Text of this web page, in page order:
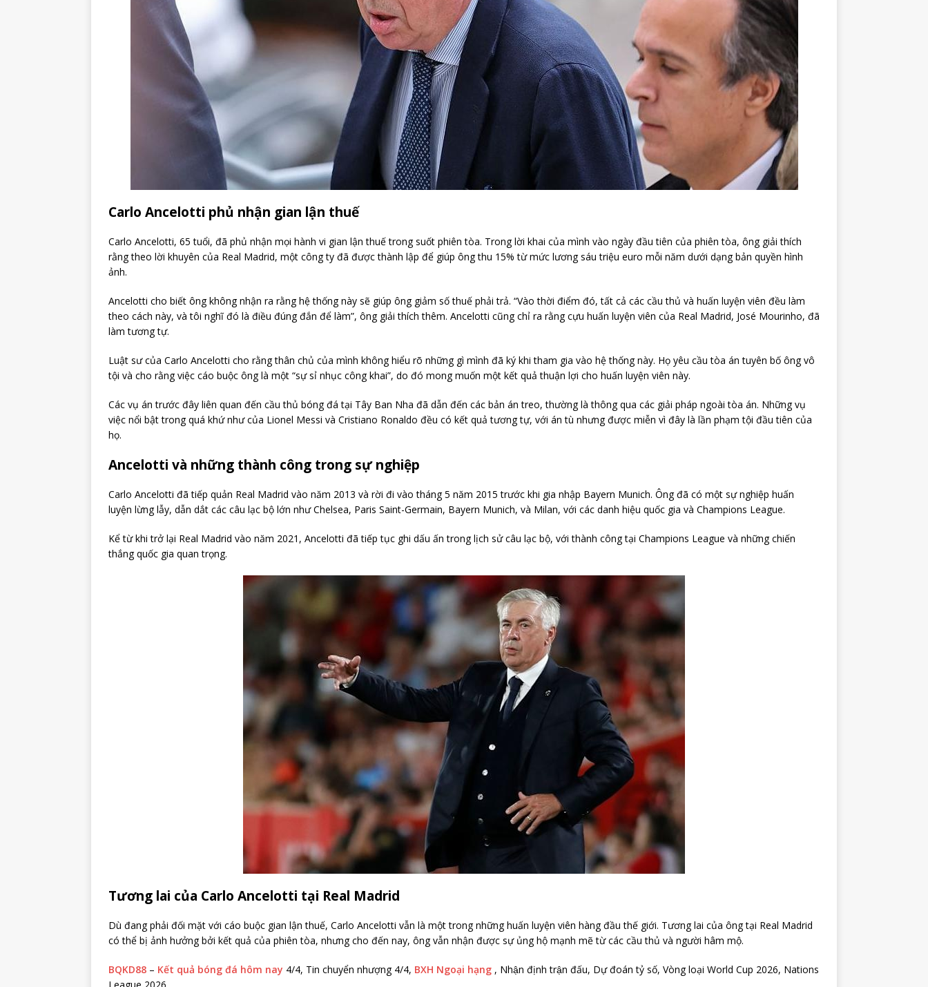
Carlo Ancelotti phủ nhận gian lận thuế
Carlo Ancelotti, 65 tuổi, đã phủ nhận mọi hành vi gian lận thuế trong suốt phiên tòa. Trong lời khai của mình vào ngày đầu tiên của phiên tòa, ông giải thích
rằng theo lời khuyên của Real Madrid, một công ty đã được thành lập để giúp ông thu 15% từ mức lương sáu triệu euro mỗi năm dưới dạng bản quyền hình
ảnh.
Ancelotti cho biết ông không nhận ra rằng hệ thống này sẽ giúp ông giảm số thuế phải trả. “Vào thời điểm đó, tất cả các cầu thủ và huấn luyện viên đều làm
theo cách này, và tôi nghĩ đó là điều đúng đắn để làm”, ông giải thích thêm. Ancelotti cũng chỉ ra rằng cựu huấn luyện viên của Real Madrid, José Mourinho, đã
làm tương tự.
Luật sư của Carlo Ancelotti cho rằng thân chủ của mình không hiểu rõ những gì mình đã ký khi tham gia vào hệ thống này. Họ yêu cầu tòa án tuyên bố ông vô
tội và cho rằng việc cáo buộc ông là một “sự sỉ nhục công khai”, do đó mong muốn một kết quả thuận lợi cho huấn luyện viên này.
Các vụ án trước đây liên quan đến cầu thủ bóng đá tại Tây Ban Nha đã dẫn đến các bản án treo, thường là thông qua các giải pháp ngoài tòa án. Những vụ
việc nổi bật trong quá khứ như của Lionel Messi và Cristiano Ronaldo đều có kết quả tương tự, với án tù nhưng được miễn vì đây là lần phạm tội đầu tiên của
họ.
Ancelotti và những thành công trong sự nghiệp
Carlo Ancelotti đã tiếp quản Real Madrid vào năm 2013 và rời đi vào tháng 5 năm 2015 trước khi gia nhập Bayern Munich. Ông đã có một sự nghiệp huấn
luyện lừng lẫy, dẫn dắt các câu lạc bộ lớn như Chelsea, Paris Saint-Germain, Bayern Munich, và Milan, với các danh hiệu quốc gia và Champions League.
Kể từ khi trở lại Real Madrid vào năm 2021, Ancelotti đã tiếp tục ghi dấu ấn trong lịch sử câu lạc bộ, với thành công tại Champions League và những chiến
thắng quốc gia quan trọng.
Tương lai của Carlo Ancelotti tại Real Madrid
Dù đang phải đối mặt với cáo buộc gian lận thuế, Carlo Ancelotti vẫn là một trong những huấn luyện viên hàng đầu thế giới. Tương lai của ông tại Real Madrid
có thể bị ảnh hưởng bởi kết quả của phiên tòa, nhưng cho đến nay, ông vẫn nhận được sự ủng hộ mạnh mẽ từ các cầu thủ và người hâm mộ.
BQKD88 – Kết quả bóng đá hôm nay 4/4, Tin chuyển nhượng 4/4, BXH Ngoại hạng , Nhận định trận đấu, Dự đoán tỷ số, Vòng loại World Cup 2026, Nations